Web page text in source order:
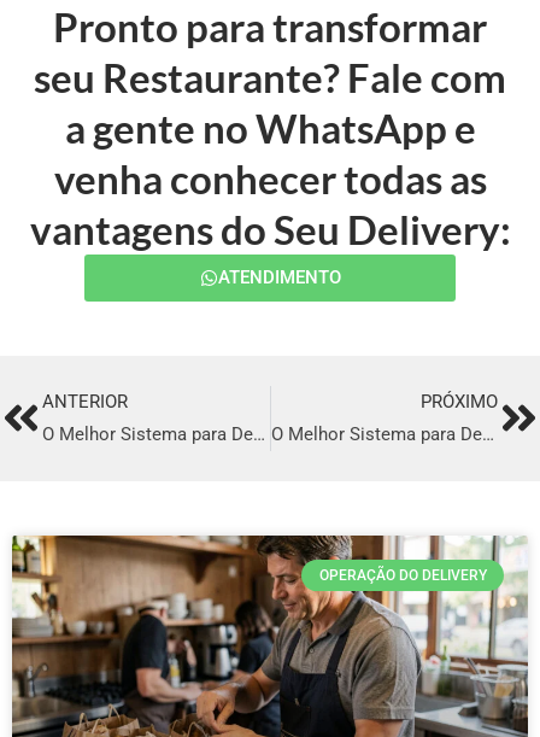
Pronto para transformar
seu Restaurante? Fale com
a gente no WhatsApp e
venha conhecer todas as
vantagens do Seu Delivery:
ATENDIMENTO
PrevANTERIOR
O Melhor Sistema para Delivery em Manaus
PRÓXIMO
O Melhor Sistema para Delivery em Recife
OPERAÇÃO DO DELIVERY